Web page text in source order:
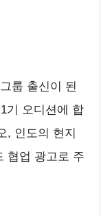
룹 출신이 된
기 오디션에 합
, 인도의 현지
협업 광고로 주